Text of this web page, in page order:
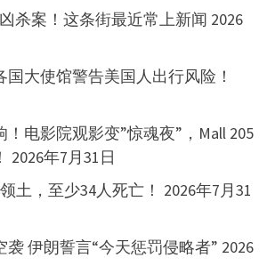
杀案！这条街最近常上新闻 2026
大使馆警告美国人出行风险！
电影院观影变”惊魂夜”，Mall 205
2026年7月31日
土，至少34人死亡！ 2026年7月31
袭 伊朗誓言“今天惩罚侵略者” 2026